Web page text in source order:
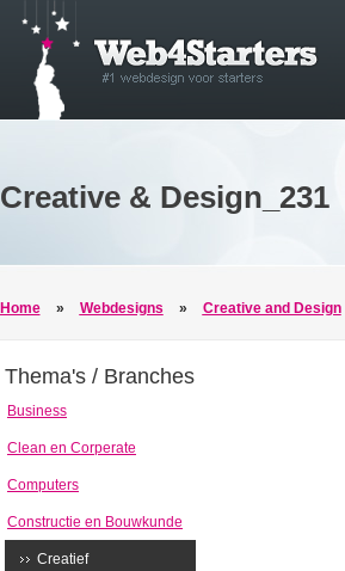
Creative & Design_231
Home » Webdesigns » Creative and Design
Thema's / Branches
Business
Clean en Corperate
Computers
Constructie en Bouwkunde
Creatief